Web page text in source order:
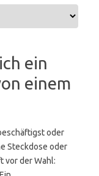
ein
einem
oder
Steckdose oder
vor der Wahl: